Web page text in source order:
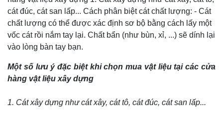
cát đúc, cát san lấp... Cách phân biệt cát chất lượng: - Cát
chất lượng có thể được xác định sơ bộ bằng cách lấy một
vốc cát rồi nắm tay lại. Chất bẩn (như bùn, xỉ, ...) sẽ dính lại
vào lòng bàn tay bạn.
Một số lưu ý đặc biệt khi chọn mua vật liệu tại các cửa
hàng vật liệu xây dựng
1. Cát xây dựng như cát xây, cát tô, cát đúc, cát san lấp...